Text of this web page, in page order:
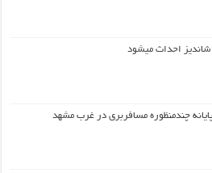
احداث میشود
چندمنظوره مسافربری در غرب مشهد